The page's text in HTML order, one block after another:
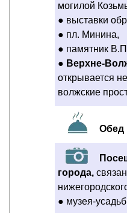
могилой
● выставки
● пл. Минина,
● памятник
● Верхне-
открывается
волжские
Обед
города,
● музея-